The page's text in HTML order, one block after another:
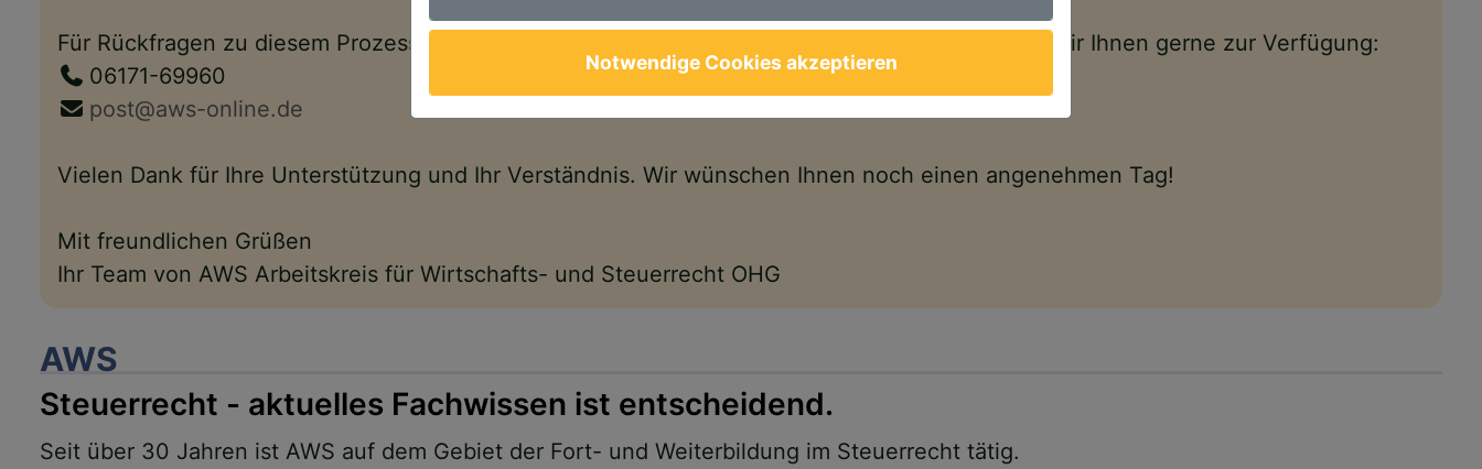
Für Rückfragen zu diesem Prozess, zu unseren Seminaren, Abläufen oder der Buchung stehen wir Ihnen gerne zur Verfügung:
06171-69960
post@aws-online.de
Vielen Dank für Ihre Unterstützung und Ihr Verständnis. Wir wünschen Ihnen noch einen angenehmen Tag!
Mit freundlichen Grüßen
Ihr Team von AWS Arbeitskreis für Wirtschafts- und Steuerrecht OHG
AWS
Steuerrecht - aktuelles Fachwissen ist entscheidend.
Seit über 30 Jahren ist AWS auf dem Gebiet der Fort- und Weiterbildung im Steuerrecht tätig.
Notwendige Cookies akzeptieren